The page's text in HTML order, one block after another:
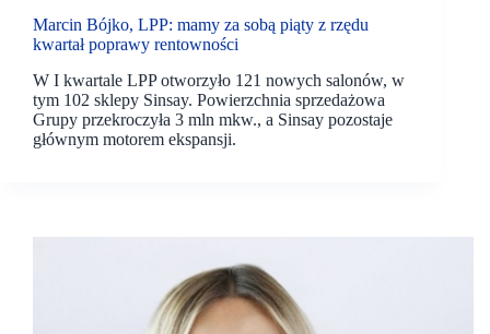
Marcin Bójko, LPP: mamy za sobą piąty z rzędu
kwartał poprawy rentowności
W I kwartale LPP otworzyło 121 nowych salonów, w
tym 102 sklepy Sinsay. Powierzchnia sprzedażowa
Grupy przekroczyła 3 mln mkw., a Sinsay pozostaje
głównym motorem ekspansji.